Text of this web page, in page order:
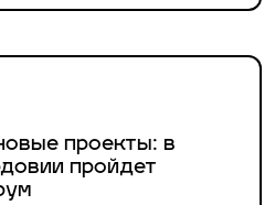
проекты: в
пройдет